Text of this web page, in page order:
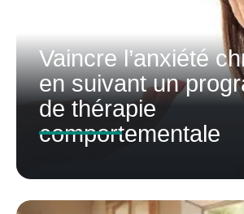
Vaincre l’anxiété
en suivant un
de thérapie
comportementale